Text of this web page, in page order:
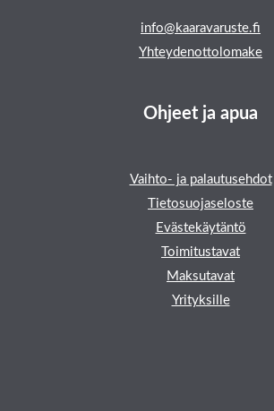
info@kaaravaruste.fi
Yhteydenottolomake
Ohjeet ja apua
Vaihto- ja palautusehdot
Tietosuojaseloste
Evästekäytäntö
Toimitustavat
Maksutavat
Yrityksille